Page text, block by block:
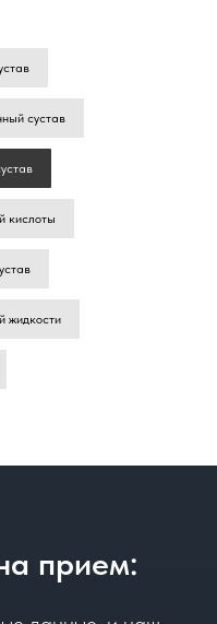
сустав
кислоты
жидкости
прием: